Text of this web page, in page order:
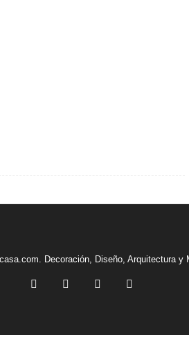
Decoración, Diseño, Arquitectura y